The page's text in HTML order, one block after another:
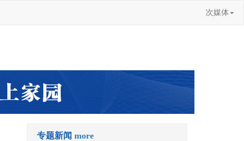
次媒体
专题新闻 more